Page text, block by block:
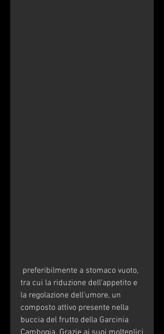
tra cui la riduzione dell'appetito e
la regolazione dell'umore, un
composto attivo presente nella
buccia del frutto della Garcinia